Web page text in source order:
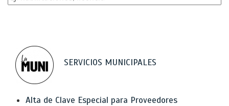
SERVICIOS MUNICIPALES
Alta de Clave Especial para Proveedores